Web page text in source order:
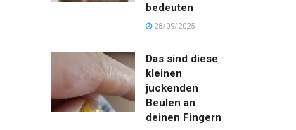
bedeuten
28/09/2025
Das sind diese
kleinen
juckenden
Beulen an
deinen Fingern